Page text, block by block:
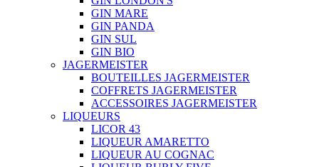
GIN MARE
GIN PANDA
GIN SUL
GIN BIO
JAGERMEISTER
BOUTEILLES JAGERMEISTER
COFFRETS JAGERMEISTER
ACCESSOIRES JAGERMEISTER
LIQUEURS
LICOR 43
LIQUEUR AMARETTO
LIQUEUR AU COGNAC